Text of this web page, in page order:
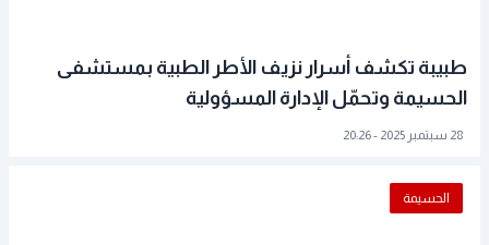
طبيبة تكشف أسرار نزيف الأطر الطبية بمستشفى
الحسيمة وتحمّل الإدارة المسؤولية
28 سبتمبر 2025 - 20:26
الحسيمة